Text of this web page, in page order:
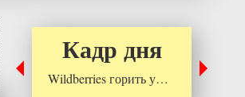
Кадр дня
Wildberries горить у…